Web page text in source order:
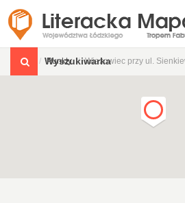
Wyszukiwarka
Punkty Wieżowiec przy ul.